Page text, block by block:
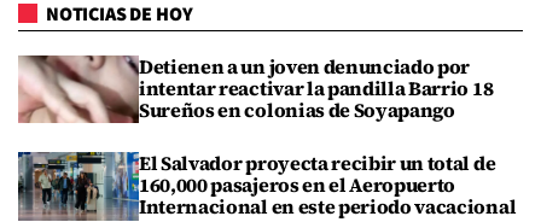
NOTICIAS DE HOY
Detienen a un joven denunciado por
intentar reactivar la pandilla Barrio 18
Sureños en colonias de Soyapango
El Salvador proyecta recibir un total de
160,000 pasajeros en el Aeropuerto
Internacional en este periodo vacacional